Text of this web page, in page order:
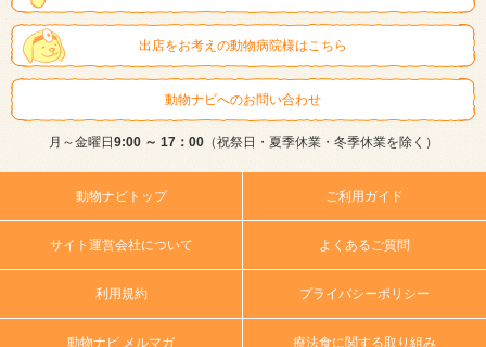
出店をお考えの動物病院様はこちら
動物ナビへのお問い合わせ
月～金曜日 9:00 ～ 17：00（祝祭日・夏季休業・冬季休業を除く）
動物ナビトップ ご利用ガイド
サイト運営会社について よくあるご質問
利用規約 プライバシーポリシー
動物ナビ メルマガ 療法食に関する取り組み